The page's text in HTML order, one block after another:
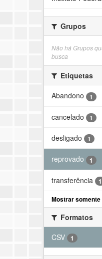
Grupos
Não há Grupos
busca
Etiquetas
Abandono
1
cancelado 1
desligado 1
reprovado 1
transferência
1
Mostrar
Formatos
CSV
1